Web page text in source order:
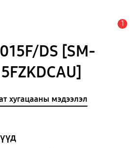
1
DS [SM-
хугацааны мэдээлэл